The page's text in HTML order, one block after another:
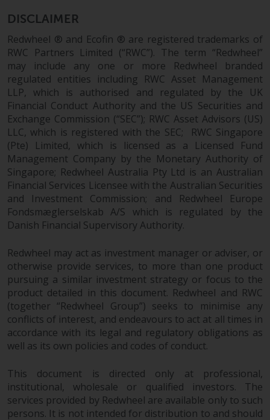
bei der Australian Securities and
Investment Commission; und
Redwheel Europe
Fondsmæglerselskab A/S, die von
der dänischen
Finanzaufsichtsbehörde reguliert
wird.
Durch den Zugriff auf diese
Website erklären Sie, dass Sie die
folgenden
Geschäftsbedingungen, wie sie
von RWC Partners Limited („RWC“)
herausgegeben wurden, gelesen
und anerkannt haben und damit
Website kann Werbung
enthalten.
Zugang unterliegt lokalen
Beschränkungen
Obwohl Sie ein Land ausgewählt
haben, richtet sich diese Website
nicht an eine bestimmte
Gerichtsbarkeit und Sie betreten
DISCLAIMER
Redwheel ® and Ecofin ® are registered trademarks of
RWC Partners Limited (“RWC”). The term “Redwheel”
may include any one or more Redwheel branded
regulated entities including RWC Asset Management
LLP, which is authorised and regulated by the UK
Financial Conduct Authority and the US Securities and
Exchange Commission (“SEC”); RWC Asset Advisors (US)
LLC, which is registered with the SEC; RWC Singapore
(Pte) Limited, which is licensed as a Licensed Fund
Management Company by the Monetary Authority of
Singapore; Redwheel Australia Pty Ltd is an Australian
Financial Services Licensee with the Australian Securities
and Investment Commission; and Redwheel Europe
Fondsmæglerselskab A/S which is regulated by the
Danish Financial Supervisory Authority.
Redwheel may act as investment manager or adviser, or
otherwise provide services, to more than one product
pursuing a similar investment strategy or focus to the
product detailed in this document. Redwheel and RWC
(together “Redwheel Group”) seeks to minimise any
conflicts of interest, and endeavours to act at all times in
accordance with its legal and regulatory obligations as
well as its own policies and codes of conduct.
This document is directed only at professional,
institutional, wholesale or qualified investors. The
services provided by Redwheel are available only to such
persons. It is not intended for distribution to and should